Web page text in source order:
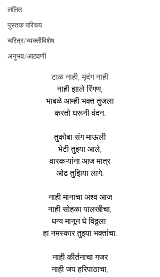
ललित
पुस्तक परिचय
चरित्र/व्यक्तीविशेष
अनुभव/आठवणी
टाळ नाही, मृदंग नाही
नाही झाले रिंगण,
भाबळे आम्ही भक्त तुजला
करतो घरूनी वंदन.
तुकोबा संग माऊली
भेटी तुझ्या आले,
वारकऱ्यांना आज मात्र
ओढ तुझिया लागे.
नाही मानाचा अश्व आज
नाही सोहळा पालखीचा,
धन्य मानून घे विठ्ठला
हा नमस्कार तुझ्या भक्तांचा.
नाही कीर्तनाचा गजर
नाही जप हरिपाठाचा,